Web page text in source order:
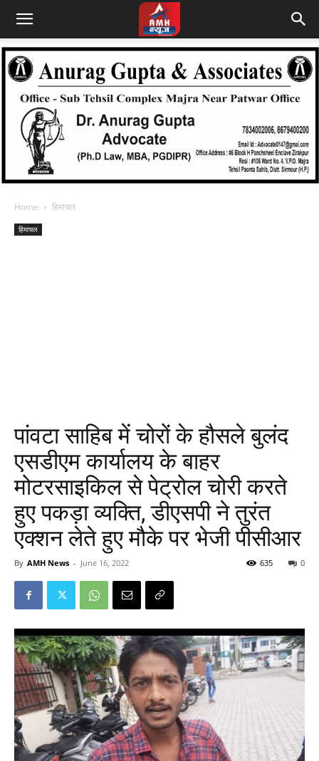
Home हिमाचल
हिमाचल
पांवटा साहिब में चोरों के हौसले बुलंद
एसडीएम कार्यालय के बाहर
मोटरसाइकिल से पेट्रोल चोरी करते
हुए पकड़ा व्यक्ति, डीएसपी ने तुरंत
एक्शन लेते हुए मौके पर भेजी पीसीआर
By AMH News - June 16, 2022 0
635